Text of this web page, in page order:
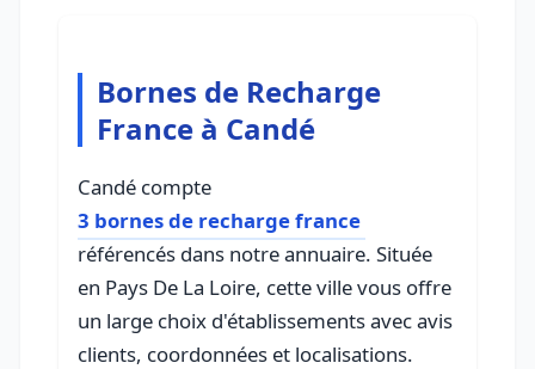
Bornes de Recharge
France à Candé
Candé compte
3 bornes de recharge france
référencés dans notre annuaire. Située
en Pays De La Loire, cette ville vous offre
un large choix d'établissements avec avis
clients, coordonnées et localisations.